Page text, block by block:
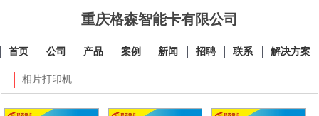
重庆格森智能卡有限公司
首页 公司 产品 案例 新闻 招聘 联系 解决方案
相片打印机